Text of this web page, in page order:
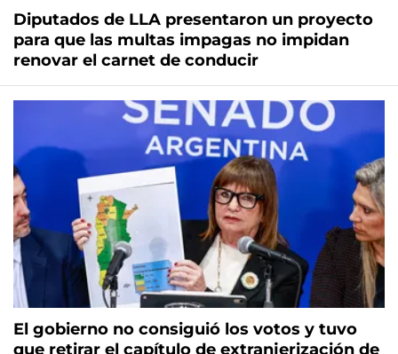
Diputados de LLA presentaron un proyecto
para que las multas impagas no impidan
renovar el carnet de conducir
El gobierno no consiguió los votos y tuvo
que retirar el capítulo de extranjerización de